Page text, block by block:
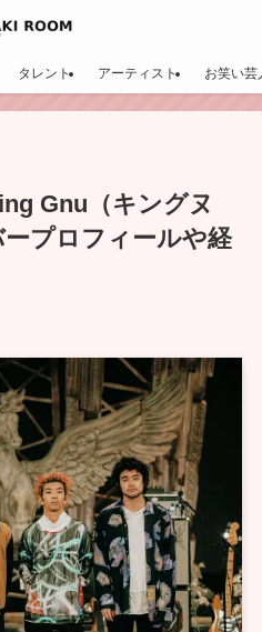
タレント アーティスト お笑い芸
Gnu（キングヌ
プロフィールや経